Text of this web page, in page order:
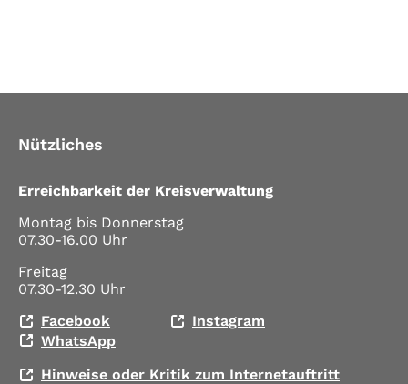
Nützliches
Erreichbarkeit der Kreisverwaltung
Montag bis Donnerstag
07.30-16.00 Uhr
Freitag
07.30-12.30 Uhr
Facebook
Instagram
WhatsApp
Hinweise oder Kritik zum Internetauftritt